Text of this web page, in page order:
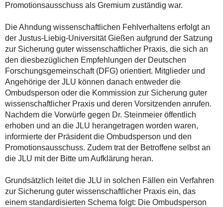
Promotionsausschuss als Gremium zuständig war.
Die Ahndung wissenschaftlichen Fehlverhaltens erfolgt an
der Justus-Liebig-Universität Gießen aufgrund der Satzung
zur Sicherung guter wissenschaftlicher Praxis, die sich an
den diesbezüglichen Empfehlungen der Deutschen
Forschungsgemeinschaft (DFG) orientiert. Mitglieder und
Angehörige der JLU können danach entweder die
Ombudsperson oder die Kommission zur Sicherung guter
wissenschaftlicher Praxis und deren Vorsitzenden anrufen.
Nachdem die Vorwürfe gegen Dr. Steinmeier öffentlich
erhoben und an die JLU herangetragen worden waren,
informierte der Präsident die Ombudsperson und den
Promotionsausschuss. Zudem trat der Betroffene selbst an
die JLU mit der Bitte um Aufklärung heran.
Grundsätzlich leitet die JLU in solchen Fällen ein Verfahren
zur Sicherung guter wissenschaftlicher Praxis ein, das
einem standardisierten Schema folgt: Die Ombudsperson